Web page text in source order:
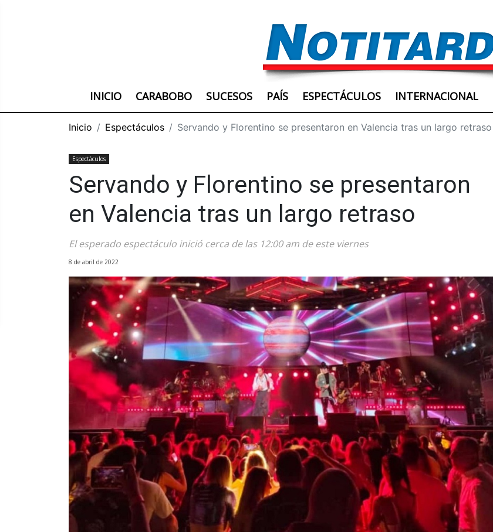
INICIO CARABOBO SUCESOS PAÍS ESPECTÁCULOS INTERNACIONAL
Inicio Espectáculos Servando y Florentino se presentaron en Valencia tras un largo retraso
Espectáculos
Servando y Florentino se presentaron
en Valencia tras un largo retraso
El esperado espectáculo inició cerca de las 12:00 am de este viernes
8 de abril de 2022